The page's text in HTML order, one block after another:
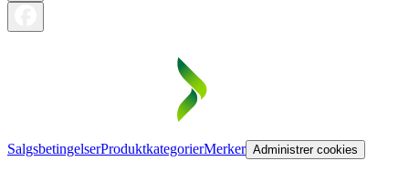
SalgsbetingelserProduktkategorierMerker Administrer cookies